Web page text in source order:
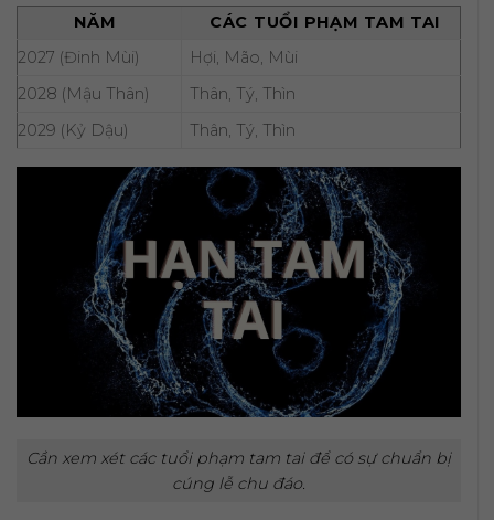
NĂM
CÁC TUỔI PHẠM TAM TAI
2027 (Đinh Mùi)
Hợi, Mão, Mùi
2028 (Mậu Thân)
Thân, Tý, Thìn
2029 (Kỷ Dậu)
Thân, Tý, Thìn
Cần xem xét các tuổi phạm tam tai để có sự chuẩn bị
cúng lễ chu đáo.